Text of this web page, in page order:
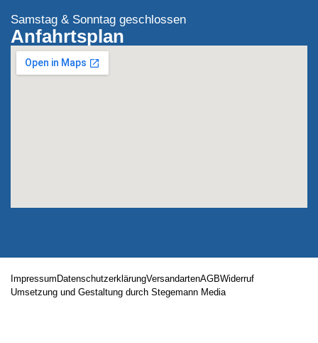
Samstag & Sonntag geschlossen
Anfahrtsplan
Impressum DatenschutzerklärungVersandartenAGBWiderruf
Umsetzung und Gestaltung durch Stegemann Media